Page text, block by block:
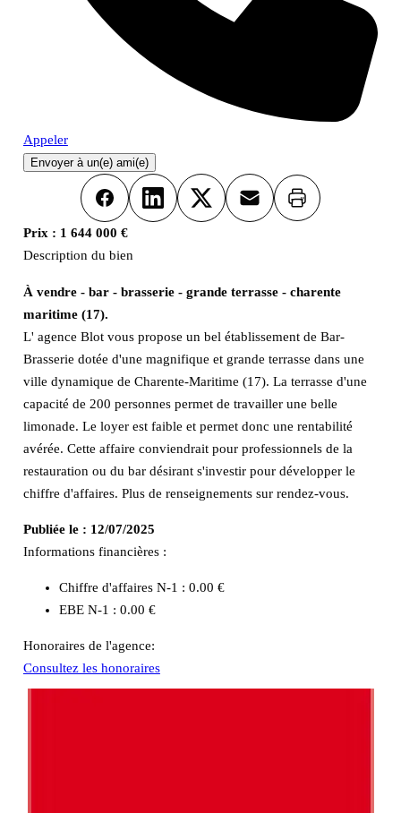
Appeler
Envoyer à un(e) ami(e)
FacebookLinkedInX Email Imprimer
Prix : 1 644 000 €
Description du bien
À vendre - bar - brasserie - grande terrasse - charente
maritime (17).
L' agence Blot vous propose un bel établissement de Bar-
Brasserie dotée d'une magnifique et grande terrasse dans une
ville dynamique de Charente-Maritime (17). La terrasse d'une
capacité de 200 personnes permet de travailler une belle
limonade. Le loyer est faible et permet donc une rentabilité
avérée. Cette affaire conviendrait pour professionnels de la
restauration ou du bar désirant s'investir pour développer le
chiffre d'affaires. Plus de renseignements sur rendez-vous.
Publiée le : 12/07/2025
Informations financières :
Chiffre d'affaires N-1 : 0.00 €
EBE N-1 : 0.00 €
Honoraires de l'agence:
Consultez les honoraires